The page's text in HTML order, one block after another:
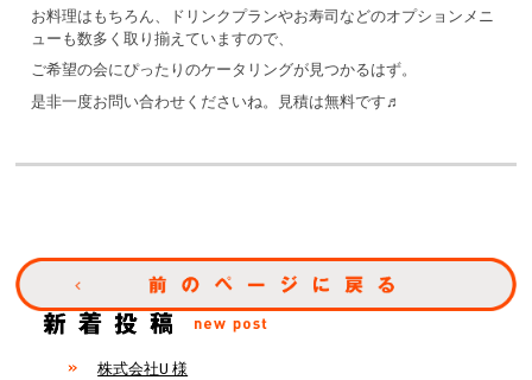
お料理はもちろん、ドリンクプランやお寿司などのオプションメニ
ューも数多く取り揃えていますので、
ご希望の会にぴったりのケータリングが見つかるはず。
是非一度お問い合わせくださいね。見積は無料です♬
株式会社U 様